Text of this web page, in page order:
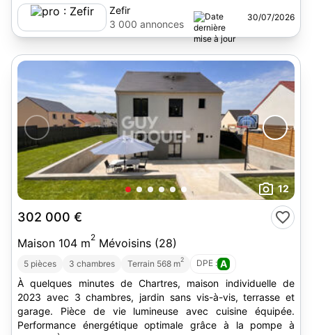
Zefir
3 000 annonces
30/07/2026
12
302 000 €
Maison 104 m2 Mévoisins (28)
5 pièces 3 chambres Terrain 568 m2 DPE : A
À quelques minutes de Chartres, maison individuelle de
2023 avec 3 chambres, jardin sans vis-à-vis, terrasse et
garage. Pièce de vie lumineuse avec cuisine équipée.
Performance énergétique optimale grâce à la pompe à